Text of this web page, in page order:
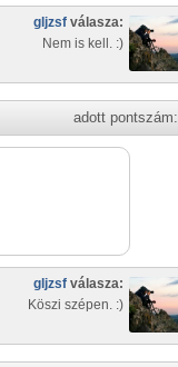
gljzsf válasza:
Nem is kell. :)
adott pontszám:
gljzsf válasza:
Köszi szépen. :)